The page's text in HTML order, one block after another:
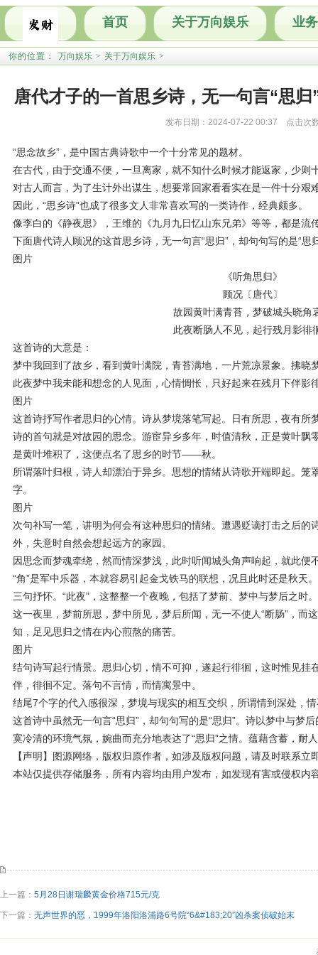
首页 关于万向娱乐 业
你的位置： 万向娱乐 > 关于万向娱乐 >
唐代才子的一首思乡诗，无一句言“思
发布日期：2024-07-22 00:37 点击次
“思念故乡”，是中国古典诗歌中一个十分常见的题材。
在古代，由于交通不便，一旦离家，就不知什么时候才能返家，少则
对古人而言，为了生计外出谋生，想要常回家看看实在是一件十分艰
因此，“思乡诗”也成了很多文人非常喜欢写的一类诗作，经典颇多。
像李白的《静夜思》，王维的《九月九日忆山东兄弟》等等，都是流
下面唐代诗人顾况的这首思乡诗，无一句言“思归”，却句句写的是“思
图片
《听角思归》
顾况〔唐代〕
故园黄叶满青苔，梦破城头晓角
此夜断肠人不见，起行残月影徘
这首诗的大意是：
梦中我回到了故乡，看到黄叶满院，青苔满地，一片荒凉景象。拂晓
此夜梦中我未能和想念的人见面，心情惆怅，只好起来在残月下伴影
图片
这首诗抒写作者思归的心情。诗从梦境落笔写起。日有所思，夜有所
诗的首句就是对故园的思念。游宦异乡多年，时值清秋，正是黄叶飘
是黄叶堆积了，这便点名了思乡的时节——秋。
所谓落叶归根，诗人却漂泊于异乡。思想的情绪从诗歌开端即起。笼
字。
图片
次句补写一笔，讲明为何会有这种思归的情绪。遭遇贬谪打击之后的
外，失意时自然会想起远方的家园。
因思念而梦魂牵绕，然而情深梦浅，此时听闻城头角声响起，就此便
“角”是军中乐器，本就容易引起金戈铁马的联想，况且此时还是秋天。
三句抒怀。“此夜”，这整整一个夜晚，包括了梦前、梦中与梦后之时
这一夜里，梦前所思，梦中所见，梦后所闻，无一不使人“断肠”，而
知，足见思归之情在内心煎熬的痛苦。
图片
结句诗写起行情景。思归心切，情不可抑，遂起行徘徊，这时惟见挂
伴，徘徊不定。落句不言情，而情寓景中。
结尾7个字的代入感很深，梦境与现实的相互交织，所谓情到深处，
这首诗中虽然无一句言“思归”，却句句写的是“思归”。诗以梦中与梦
寞冷清的环境气氛，婉曲而充分地表达了“思归”之情。蕴藉含蓄，耐
【声明】图源网络，版权归原作者，如涉及版权问题，请及时联系立
本站仅提供存储服务，所有内容均由用户发布，如发现有害或侵权内
上一篇： 5月28日谢瑞麟黄金价格715元/克
下一篇： 无声世界的恶，1999年洛阳洛浦路6号院“6&#183;20”凶杀案侦破始末